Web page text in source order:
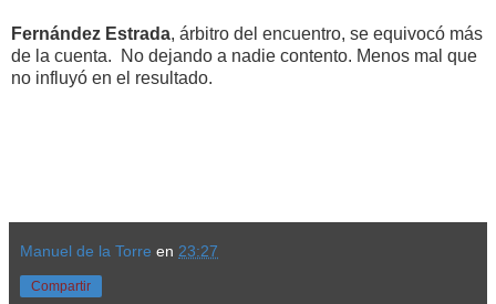
Fernández Estrada, árbitro del encuentro, se equivocó más
de la cuenta. No dejando a nadie contento. Menos mal que
no influyó en el resultado.
Manuel de la Torre en 23:27
Compartir